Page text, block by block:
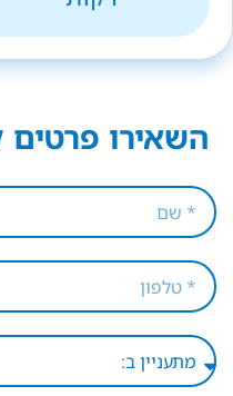
השאירו פרטים